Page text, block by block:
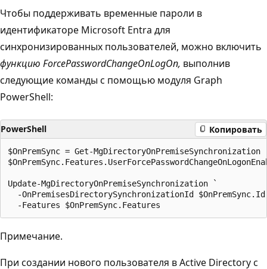
Чтобы поддерживать временные пароли в
идентификаторе Microsoft Entra для
синхронизированных пользователей, можно включить
функцию ForcePasswordChangeOnLogOn, выполнив
следующие команды с помощью модуля Graph
PowerShell:
PowerShell Копировать
$OnPremSync = Get-MgDirectoryOnPremiseSynchronization
Update-MgDirectoryOnPremiseSynchronization `
-OnPremisesDirectorySynchronizationId $OnPremSync.Id
Примечание.
При создании нового пользователя в Active Directory с